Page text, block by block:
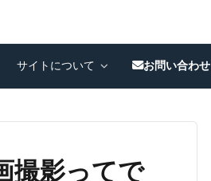
サイトについて お問い合わせ
撮影ってで